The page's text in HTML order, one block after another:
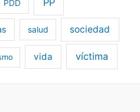
PDD PP
salud sociedad
vida víctima